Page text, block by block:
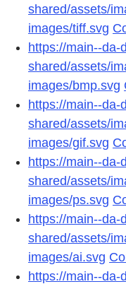
shared/assets/
images/tiff.svg
https://main--da-
shared/assets/
images/bmp.svg
https://main--da-
shared/assets/
images/gif.svg
https://main--da-
shared/assets/
images/ps.svg
https://main--da-
shared/assets/
images/ai.svg
https://main--da-